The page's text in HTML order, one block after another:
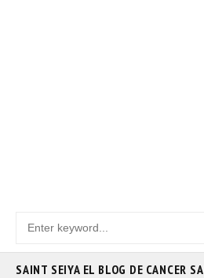
SAINT SEIYA EL BLOG DE CANCER